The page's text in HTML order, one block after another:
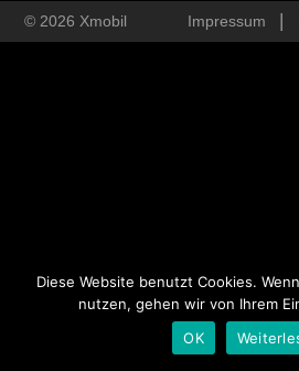
© 2026 Xmobil Impressum
Diese Website benutzt Cookies.
nutzen, gehen wir von Ihrem
OK